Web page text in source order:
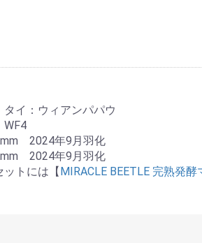
イ：ウィアンパパウ
2024年9月羽化
2024年9月羽化
トには【MIRACLE BEETLE 完熟発酵